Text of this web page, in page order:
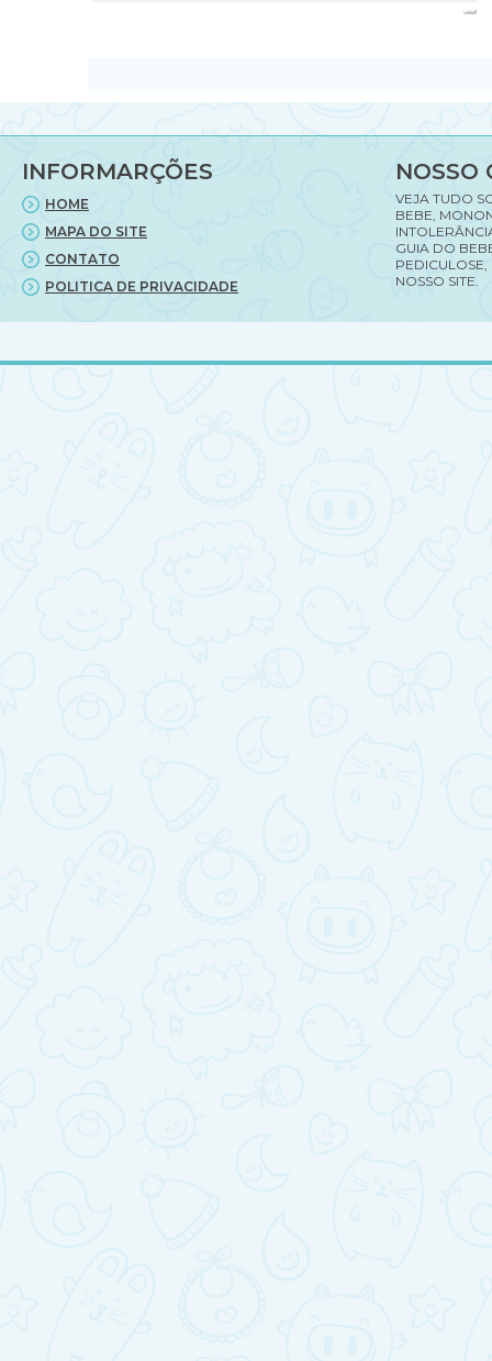
INFORMARÇÕES
HOME
MAPA DO SITE
CONTATO
POLITICA DE PRIVACIDADE
NOSSO
VEJA TUDO
BEBE,
GUIA DO
PEDICULOSE,
NOSSO SITE.